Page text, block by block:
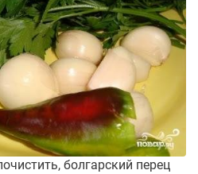
болгарский перец